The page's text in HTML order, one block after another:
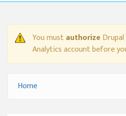
WARNING
You mustauthorize
Analytics account before
YOU ARE HERE
Home